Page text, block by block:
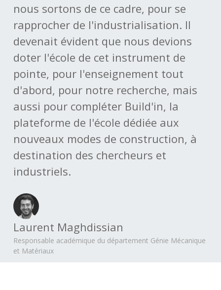
nous sortons de ce cadre, pour se
rapprocher de l'industrialisation. Il
devenait évident que nous devions
doter l'école de cet instrument de
pointe, pour l'enseignement tout
d'abord, pour notre recherche, mais
aussi pour compléter Build'in, la
plateforme de l'école dédiée aux
nouveaux modes de construction, à
destination des chercheurs et
industriels.
Laurent Maghdissian
Responsable académique du département Génie Mécanique
et Matériaux